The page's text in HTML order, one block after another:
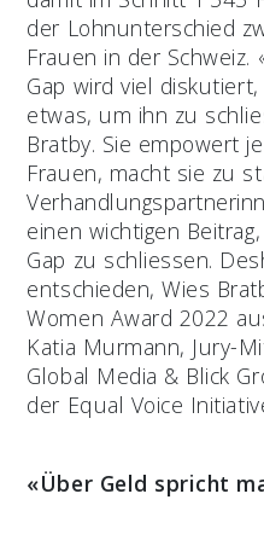
der Lohnunterschied
Frauen in der Schweiz.
Gap wird viel
etwas, um ihn zu
Bratby. Sie empowert
Frauen, macht sie zu
einen wichtigen
Gap zu schliessen.
entschieden, Wies
Women Award 2022
Katia Murmann, Jury-
Global Media & Blick
der Equal Voice
«Über Geld spricht